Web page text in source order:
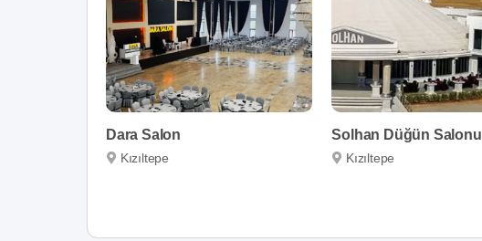
Dara Salon
Kızıltepe
Solhan Düğün Salonu
Kızıltepe